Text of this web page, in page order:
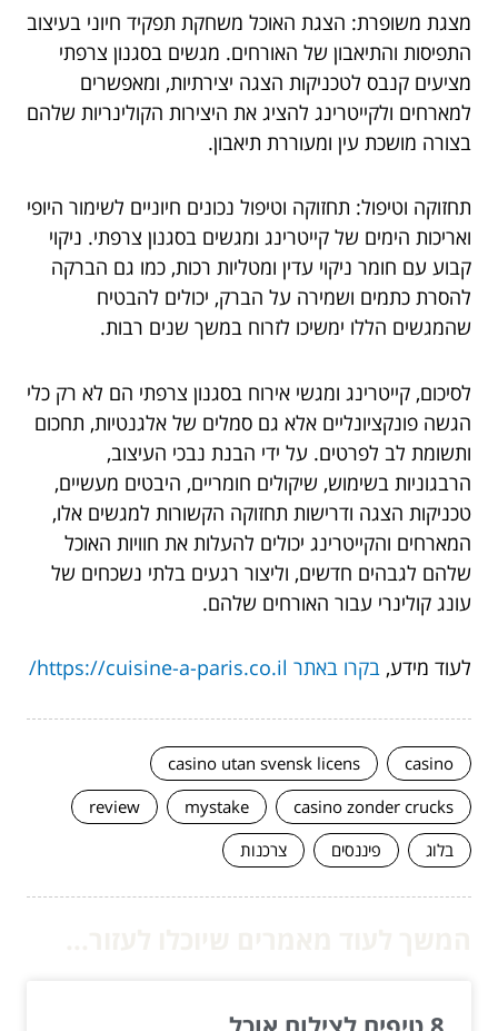
מצגת משופרת: הצגת האוכל משחקת תפקיד חיוני בעיצוב
התפיסות והתיאבון של האורחים. מגשים בסגנון צרפתי
מציעים קנבס לטכניקות הצגה יצירתיות, ומאפשרים
למארחים ולקייטרינג להציג את היצירות הקולינריות שלהם
בצורה מושכת עין ומעוררת תיאבון.
תחזוקה וטיפול: תחזוקה וטיפול נכונים חיוניים לשימור היופי
ואריכות הימים של קייטרינג ומגשים בסגנון צרפתי. ניקוי
קבוע עם חומר ניקוי עדין ומטליות רכות, כמו גם הברקה
להסרת כתמים ושמירה על הברק, יכולים להבטיח
שהמגשים הללו ימשיכו לזרוח במשך שנים רבות.
לסיכום, קייטרינג ומגשי אירוח בסגנון צרפתי הם לא רק כלי
הגשה פונקציונליים אלא גם סמלים של אלגנטיות, תחכום
ותשומת לב לפרטים. על ידי הבנת נבכי העיצוב,
הרבגוניות בשימוש, שיקולים חומריים, היבטים מעשיים,
טכניקות הצגה ודרישות תחזוקה הקשורות למגשים אלו,
המארחים והקייטרינג יכולים להעלות את חוויות האוכל
שלהם לגבהים חדשים, וליצור רגעים בלתי נשכחים של
עונג קולינרי עבור האורחים שלהם.
לעוד מידע, בקרו באתר https://cuisine-a-paris.co.il/
casino
casino utan svensk licens
casino zonder crucks
mystake
review
בלוג
פיננסים צרכנות